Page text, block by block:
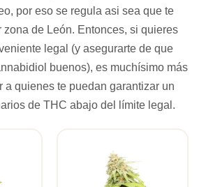
por eso se regula asi sea que te
zona de León. Entonces, si quieres
legal (y asegurarte de que
buenos), es muchísimo más
a quienes te puedan garantizar un
de THC abajo del límite legal.